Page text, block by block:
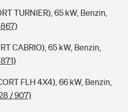
TURNIER), 65 kW, Benzin,
CABRIO), 65 kW, Benzin,
FLH 4X4), 66 kW, Benzin,
/ 907)